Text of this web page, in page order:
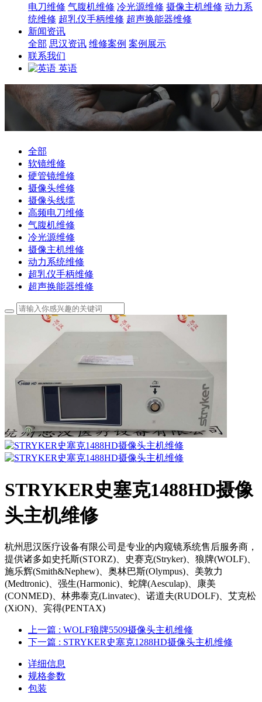
电刀维修 气腹机维修 冷光源维修 摄像主机维修 动力系
统维修 超乳仪手柄维修 超声换能器维修
新闻资讯
全部 思汉资讯 维修案例 案例展示
联系我们
英语
全部
软镜维修
硬管镜维修
摄像头维修
摄像头线缆
高频电刀维修
气腹机维修
冷光源维修
摄像主机维修
动力系统维修
超乳仪手柄维修
超声换能器维修
STRYKER史塞克1488HD摄像
头主机维修
杭州思汉医疗设备有限公司是专业的内窥镜系统售后服务商，
提供诸多如史托斯(STORZ)、史赛克(Stryker)、狼牌(WOLF)、
施乐辉(Smith&Nephew)、奥林巴斯(Olympus)、美敦力
(Medtronic)、强生(Harmonic)、蛇牌(Aesculap)、康美
(CONMED)、林弗泰克(Linvatec)、诺道夫(RUDOLF)、艾克松
(XiON)、宾得(PENTAX)
上一篇 : WOLF狼牌5509摄像头主机维修
下一篇 : STRYKER史塞克1288HD摄像头主机维修
详细信息
规格参数
包装